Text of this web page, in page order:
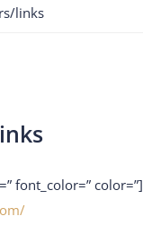
links
font_color=” color=”]